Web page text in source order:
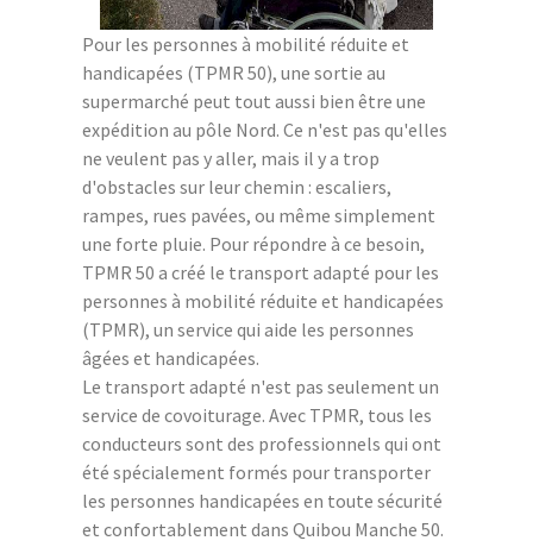
Pour les personnes à mobilité réduite et
handicapées (TPMR 50), une sortie au
supermarché peut tout aussi bien être une
expédition au pôle Nord. Ce n'est pas qu'elles
ne veulent pas y aller, mais il y a trop
d'obstacles sur leur chemin : escaliers,
rampes, rues pavées, ou même simplement
une forte pluie. Pour répondre à ce besoin,
TPMR 50 a créé le transport adapté pour les
personnes à mobilité réduite et handicapées
(TPMR), un service qui aide les personnes
âgées et handicapées.
Le transport adapté n'est pas seulement un
service de covoiturage. Avec TPMR, tous les
conducteurs sont des professionnels qui ont
été spécialement formés pour transporter
les personnes handicapées en toute sécurité
et confortablement dans Quibou Manche 50.